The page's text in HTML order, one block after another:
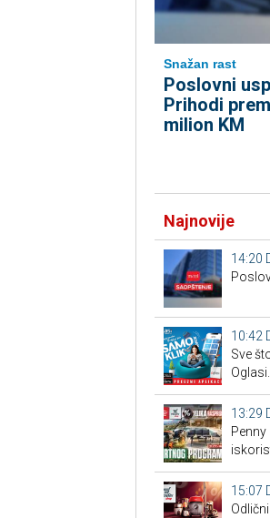
Snažan rast
Poslovni
Prihodi
milion KM
Najnovije
14:20
10:42
Sve
13:29
15:07